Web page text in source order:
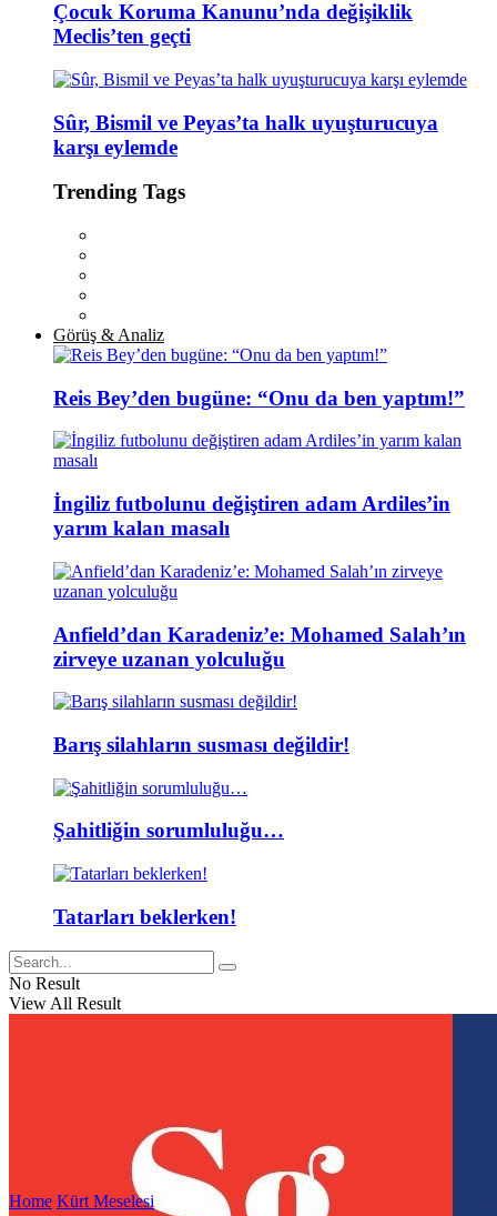
Çocuk Koruma Kanunu’nda değişiklik
Meclis’ten geçti
Sûr, Bismil ve Peyas’ta halk uyuşturucuya
karşı eylemde
Trending Tags
Görüş & Analiz
Reis Bey’den bugüne: “Onu da ben yaptım!”
İngiliz futbolunu değiştiren adam Ardiles’in
yarım kalan masalı
Anfield’dan Karadeniz’e: Mohamed Salah’ın
zirveye uzanan yolculuğu
Barış silahların susması değildir!
Şahitliğin sorumluluğu…
Tatarları beklerken!
No Result
View All Result
Home Kürt Meselesi